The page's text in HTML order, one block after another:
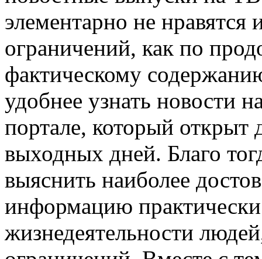
элементарно не
ограничений, как по
фактическому
удобнее узнать новости
портале, который открыт
выходных дней. Благо
выяснить наиболее
информацию
жизнедеятельности